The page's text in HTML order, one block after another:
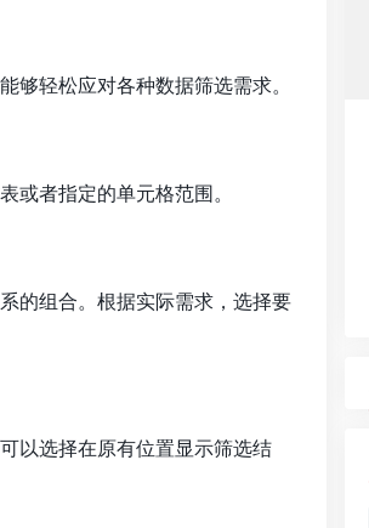
够轻松应对各种数据筛选需求。
或者指定的单元格范围。
的组合。根据实际需求，选择要
以选择在原有位置显示筛选结